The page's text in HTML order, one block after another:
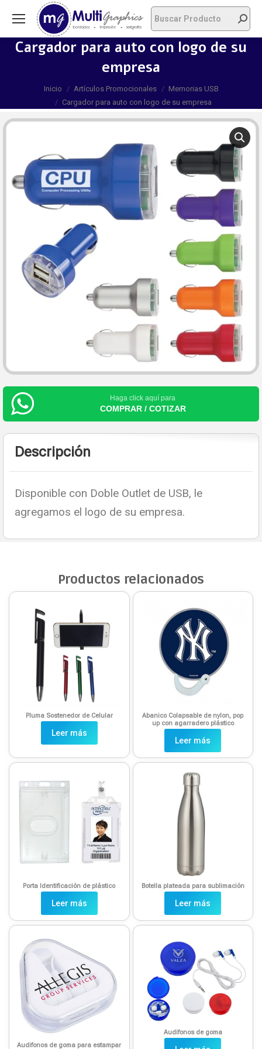
Cargador para auto con logo de su
empresa
Estás aquí:
Inicio Artículos Promocionales
Memorias USB
Cargador para auto con logo de su empresa
Haga click aquí para
COMPRAR / COTIZAR
Descripción
Disponible con Doble Outlet de USB, le
agregamos el logo de su empresa.
Productos relacionados
Pluma Sostenedor de Celular
Leer más
Abanico Colapsable de nylon, pop
up con agarradero plástico
Leer más
Porta Identificación de plástico
Leer más
Botella plateada para sublimación
Leer más
Audifonos de goma para estampar
Audifonos de goma